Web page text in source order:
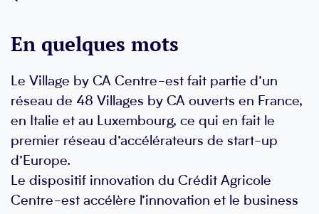
En quelques mots
Le Village by CA Centre-est fait partie d’un
réseau de 48 Villages by CA ouverts en France,
en Italie et au Luxembourg, ce qui en fait le
premier réseau d’accélérateurs de start-up
d’Europe.
Le dispositif innovation du Crédit Agricole
Centre-est accélère l’innovation et le business